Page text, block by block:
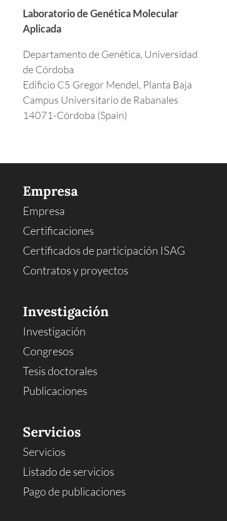
Laboratorio de Genética Molecular
Aplicada
Departamento de Genética, Universidad
de Córdoba
Edificio C5 Gregor Mendel, Planta Baja
Campus Universitario de Rabanales
14071-Córdoba (Spain)
Empresa
Empresa
Certificaciones
Certificados de participación ISAG
Contratos y proyectos
Investigación
Investigación
Congresos
Tesis doctorales
Publicaciones
Servicios
Servicios
Listado de servicios
Pago de publicaciones